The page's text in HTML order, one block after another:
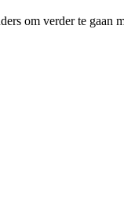
om verder te gaan